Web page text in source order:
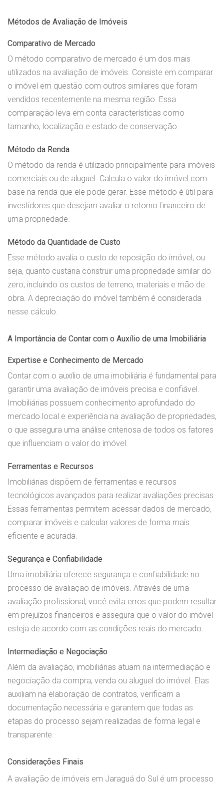
Métodos de Avaliação de Imóveis
Comparativo de Mercado
O método comparativo de mercado é um dos mais
utilizados na avaliação de imóveis. Consiste em comparar
o imóvel em questão com outros similares que foram
vendidos recentemente na mesma região. Essa
comparação leva em conta características como
tamanho, localização e estado de conservação.
Método da Renda
O método da renda é utilizado principalmente para imóveis
comerciais ou de aluguel. Calcula o valor do imóvel com
base na renda que ele pode gerar. Esse método é útil para
investidores que desejam avaliar o retorno financeiro de
uma propriedade.
Método da Quantidade de Custo
Esse método avalia o custo de reposição do imóvel, ou
seja, quanto custaria construir uma propriedade similar do
zero, incluindo os custos de terreno, materiais e mão de
obra. A depreciação do imóvel também é considerada
nesse cálculo.
A Importância de Contar com o Auxílio de uma Imobiliária
Expertise e Conhecimento de Mercado
Contar com o auxílio de uma imobiliária é fundamental para
garantir uma avaliação de imóveis precisa e confiável.
Imobiliárias possuem conhecimento aprofundado do
mercado local e experiência na avaliação de propriedades,
o que assegura uma análise criteriosa de todos os fatores
que influenciam o valor do imóvel.
Ferramentas e Recursos
Imobiliárias dispõem de ferramentas e recursos
tecnológicos avançados para realizar avaliações precisas.
Essas ferramentas permitem acessar dados de mercado,
comparar imóveis e calcular valores de forma mais
eficiente e acurada.
Segurança e Confiabilidade
Uma imobiliária oferece segurança e confiabilidade no
processo de avaliação de imóveis. Através de uma
avaliação profissional, você evita erros que podem resultar
em prejuízos financeiros e assegura que o valor do imóvel
esteja de acordo com as condições reais do mercado.
Intermediação e Negociação
Além da avaliação, imobiliárias atuam na intermediação e
negociação da compra, venda ou aluguel do imóvel. Elas
auxiliam na elaboração de contratos, verificam a
documentação necessária e garantem que todas as
etapas do processo sejam realizadas de forma legal e
transparente.
Considerações Finais
A avaliação de imóveis em Jaraguá do Sul é um processo